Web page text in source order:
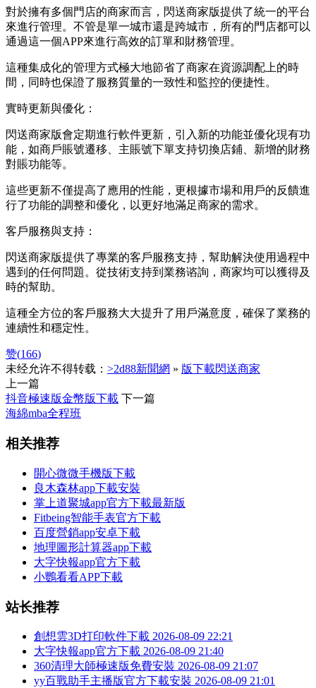
對於擁有多個門店的商家而言，閃送商家版提供了統一的平台
來進行管理。不管是單一城市還是跨城市，所有的門店都可以
通過這一個APP來進行高效的訂單和財務管理。
這種集成化的管理方式極大地節省了商家在資源調配上的時
間，同時也保證了服務質量的一致性和監控的便捷性。
實時更新與優化：
閃送商家版會定期進行軟件更新，引入新的功能並優化現有功
能，如商戶賬號遷移、主賬號下單支持切換店鋪、新增的財務
對賬功能等。
這些更新不僅提高了應用的性能，更根據市場和用戶的反饋進
行了功能的調整和優化，以更好地滿足商家的需求。
客戶服務與支持：
閃送商家版提供了專業的客戶服務支持，幫助解決使用過程中
遇到的任何問題。從技術支持到業務谘詢，商家均可以獲得及
時的幫助。
這種全方位的客戶服務大大提升了用戶滿意度，確保了業務的
連續性和穩定性。
赞(166)
未经允许不得转载： >2d88新聞網 » 版下載閃送商家
上一篇
抖音極速版金幣版下載 下一篇
海綿mba全程班
相关推荐
開心微微手機版下載
良木森林app下載安裝
掌上道聚城app官方下載最新版
Fitbeing智能手表官方下載
百度營銷app安卓下載
地理圖形計算器app下載
大字快報app官方下載
小鸚看看APP下載
站长推荐
創想雲3D打印軟件下載 2026-08-09 22:21
大字快報app官方下載 2026-08-09 21:40
360清理大師極速版免費安裝 2026-08-09 21:07
yy百戰助手主播版官方下載安裝 2026-08-09 21:01